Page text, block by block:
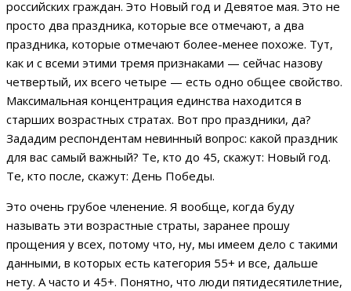
российских граждан. Это Новый год и Девятое мая. Это не
просто два праздника, которые все отмечают, а два
праздника, которые отмечают более-менее похоже. Тут,
как и с всеми этими тремя признаками — сейчас назову
четвертый, их всего четыре — есть одно общее свойство.
Максимальная концентрация единства находится в
старших возрастных стратах. Вот про праздники, да?
Зададим респондентам невинный вопрос: какой праздник
для вас самый важный? Те, кто до 45, скажут: Новый год.
Те, кто после, скажут: День Победы.
Это очень грубое членение. Я вообще, когда буду
называть эти возрастные страты, заранее прошу
прощения у всех, потому что, ну, мы имеем дело с такими
данными, в которых есть категория 55+ и все, дальше
нету. А часто и 45+. Понятно, что люди пятидесятилетние,